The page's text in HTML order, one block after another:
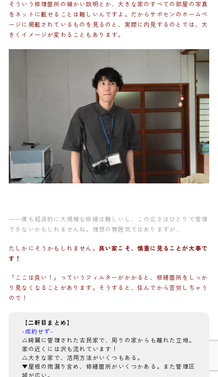
そういう修理箇所の細かい説明とか、大きな家のすべての部屋の写真
をネットに載せることは難しいんですよ。だからサポセンのホームペ
ージに掲載されているものを見るのと、実際に内見するのとでは、大
きくイメージが変わることもあります。
——僕も経済的に大規模な修繕は難しいし、この広さはひとりで管理
できないかもしれませんね。理想の雰囲気ではありますが…
たしかにそうかもしれません。 良い家こそ、慎重に見ることが大事で
す！
「ここは良い！」っていうフィルターがかかると、修繕箇所をしっか
り見なくなることがあります。そうすると、住んでから苦労しちゃう
ので！
【二軒目まとめ】
-成約せず-
△綺麗に管理された古民家で、周りの家からも離れた立地。
家の近くには沢も流れています！
△大きな家で、活用方法がいくつもある。
▼屋根の雨漏り含め、修繕箇所がいくつかある。また管理区